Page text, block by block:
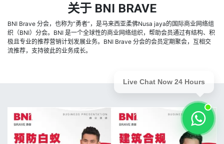
关于 BNI BRAVE
BNI Brave 分会，也称为“勇者”，是马来西亚柔佛Nusa jaya的国际商业网络组
织（BNI）分会。BNI 是一个全球性的商业网络组织，帮助会员通过有结构、积
极且专业的推荐营销计划发展业务。BNI Brave 分会的会员定期聚会，互相交
流推荐，支持彼此的业务成长。
Live Chat Now 24 Hours